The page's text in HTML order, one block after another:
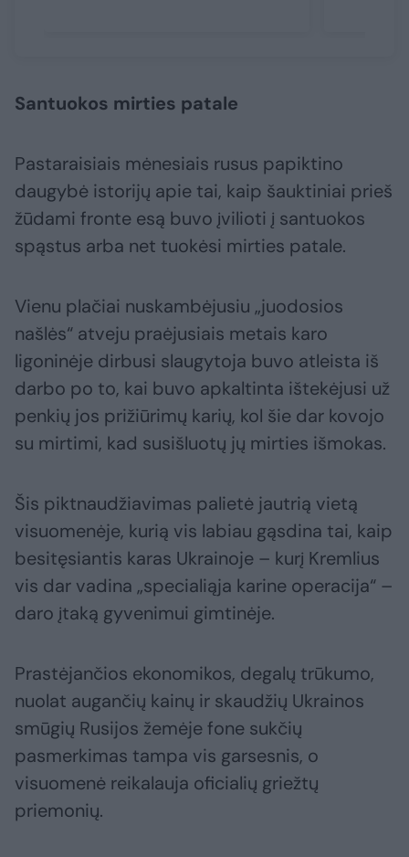
Santuokos mirties patale
Pastaraisiais mėnesiais rusus papiktino
daugybė istorijų apie tai, kaip šauktiniai prieš
žūdami fronte esą buvo įvilioti į santuokos
spąstus arba net tuokėsi mirties patale.
Vienu plačiai nuskambėjusiu „juodosios
našlės“ atveju praėjusiais metais karo
ligoninėje dirbusi slaugytoja buvo atleista iš
darbo po to, kai buvo apkaltinta ištekėjusi už
penkių jos prižiūrimų karių, kol šie dar kovojo
su mirtimi, kad susišluotų jų mirties išmokas.
Šis piktnaudžiavimas palietė jautrią vietą
visuomenėje, kurią vis labiau gąsdina tai, kaip
besitęsiantis karas Ukrainoje – kurį Kremlius
vis dar vadina „specialiąja karine operacija“ –
daro įtaką gyvenimui gimtinėje.
Prastėjančios ekonomikos, degalų trūkumo,
nuolat augančių kainų ir skaudžių Ukrainos
smūgių Rusijos žemėje fone sukčių
pasmerkimas tampa vis garsesnis, o
visuomenė reikalauja oficialių griežtų
priemonių.